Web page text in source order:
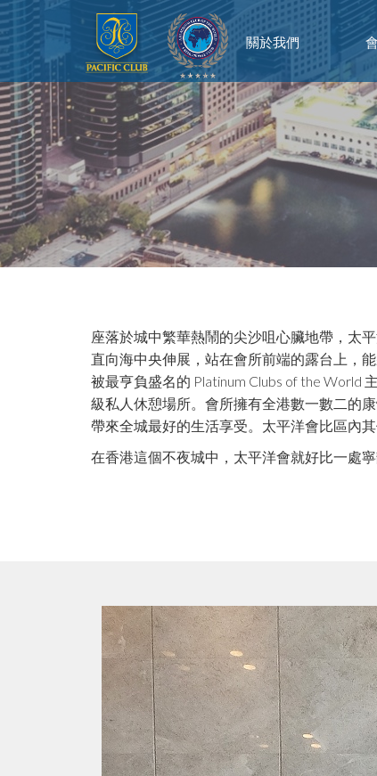
關於我們
座落於城中繁華熱鬧的尖沙咀心臟地帶，太
直向海中央伸展，站在會所前端的露台上，
被最亨負盛名的 Platinum Clubs of the World
級私人休憩場所。會所擁有全港數一數二的
帶來全城最好的生活享受。太平洋會比區內
在香港這個不夜城中，太平洋會就好比一處